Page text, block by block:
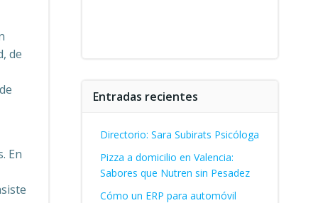
de
En
Entradas recientes
Directorio: Sara Subirats Psicóloga
Pizza a domicilio en Valencia:
Sabores que Nutren sin Pesadez
Cómo un ERP para automóvil